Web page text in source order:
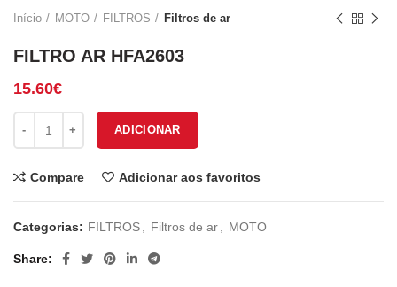
Início MOTO FILTROS Filtros de ar
FILTRO AR HFA2603
15.60€
ADICIONAR
Compare Adicionar aos favoritos
Categorias: FILTROS Filtros de ar MOTO
Share